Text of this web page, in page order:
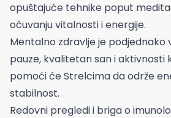
opuštajuće tehnike poput
očuvanju vitalnosti i energije.
Mentalno zdravlje je podjednako
pauze, kvalitetan san i aktivnosti
pomoći će Strelcima da održe
stabilnost.
Redovni pregledi i briga o